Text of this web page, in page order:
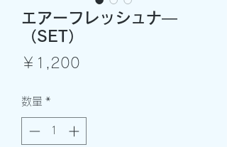
エアーフレッシュナ―
（SET）
￥1,200
数量 *